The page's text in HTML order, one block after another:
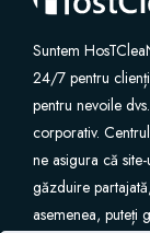
Website
VPN
SEO Tools
Suntem
24/7 pentru
pentru nevoile
corporativ.
ne asigura că
găzduire
asemenea, puteți